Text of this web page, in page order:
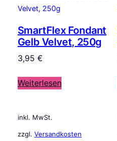
SmartFlex Fondant
Gelb Velvet, 250g
3,95 €
Weiterlesen
inkl. MwSt.
zzgl. Versandkosten